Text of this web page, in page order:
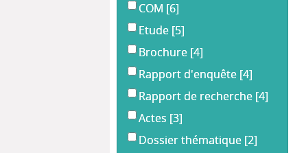
COM [6]
Etude [5]
Brochure [4]
Rapport d'enquête [4]
Rapport de recherche [4]
Actes [3]
Dossier thématique [2]